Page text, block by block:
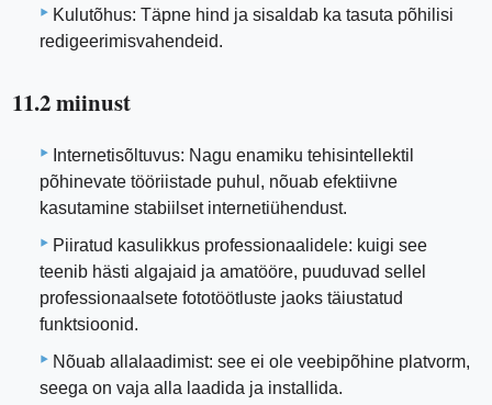
Kulutõhus: Täpne hind ja sisaldab ka tasuta põhilisi
redigeerimisvahendeid.
11.2 miinust
Internetisõltuvus: Nagu enamiku tehisintellektil
põhinevate tööriistade puhul, nõuab efektiivne
kasutamine stabiilset internetiühendust.
Piiratud kasulikkus professionaalidele: kuigi see
teenib hästi algajaid ja amatööre, puuduvad sellel
professionaalsete fototöötluste jaoks täiustatud
funktsioonid.
Nõuab allalaadimist: see ei ole veebipõhine platvorm,
seega on vaja alla laadida ja installida.